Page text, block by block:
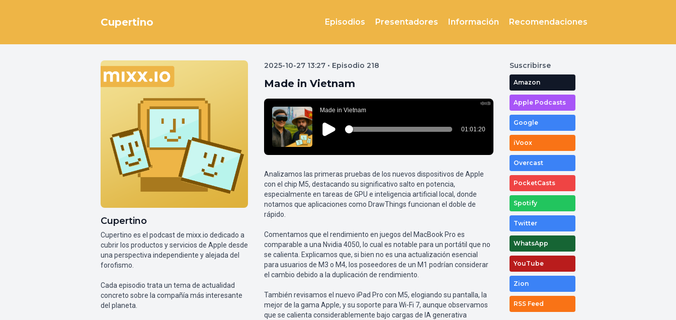
Cupertino Episodios Presentadores Información Recomendaciones
Cupertino
Cupertino es el podcast de mixx.io dedicado a
cubrir los productos y servicios de Apple desde
una perspectiva independiente y alejada del
forofismo.
Cada episodio trata un tema de actualidad
concreto sobre la compañía más interesante
del planeta.
2025-10-27 13:27 • Episodio 218
Made in Vietnam
Analizamos las primeras pruebas de los nuevos dispositivos de Apple
con el chip M5, destacando su significativo salto en potencia,
especialmente en tareas de GPU e inteligencia artificial local, donde
notamos que aplicaciones como DrawThings funcionan el doble de
rápido.
Comentamos que el rendimiento en juegos del MacBook Pro es
comparable a una Nvidia 4050, lo cual es notable para un portátil que no
se calienta. Explicamos que, si bien no es una actualización esencial
para usuarios de M3 o M4, los poseedores de un M1 podrían considerar
el cambio debido a la duplicación de rendimiento.
También revisamos el nuevo iPad Pro con M5, elogiando su pantalla, la
mejor de la gama Apple, y su soporte para Wi-Fi 7, aunque observamos
que se calienta considerablemente bajo cargas de IA generativa
Suscribirse
Amazon
Apple Podcasts
Google
iVoox
Overcast
PocketCasts
Spotify
Twitter
WhatsApp
YouTube
Zion
RSS Feed